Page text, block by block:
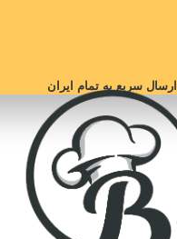
ارسال سریع به تمام ایران